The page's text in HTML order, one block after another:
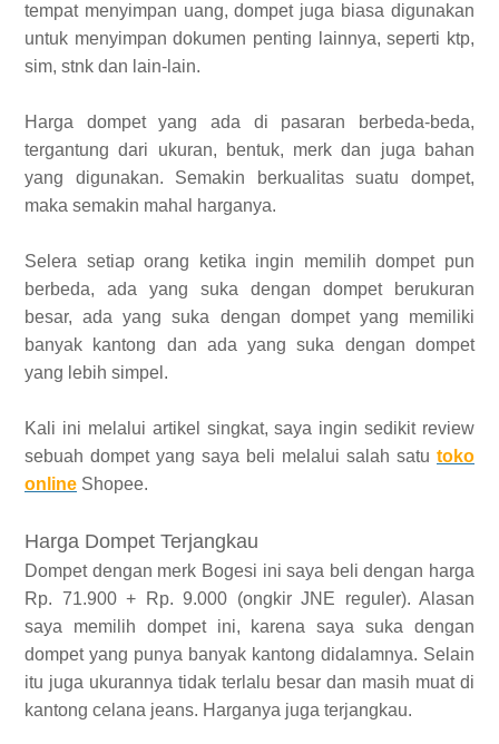
tempat menyimpan uang, dompet juga biasa digunakan
untuk menyimpan dokumen penting lainnya, seperti ktp,
sim, stnk dan lain-lain.
Harga dompet yang ada di pasaran berbeda-beda,
tergantung dari ukuran, bentuk, merk dan juga bahan
yang digunakan. Semakin berkualitas suatu dompet,
maka semakin mahal harganya.
Selera setiap orang ketika ingin memilih dompet pun
berbeda, ada yang suka dengan dompet berukuran
besar, ada yang suka dengan dompet yang memiliki
banyak kantong dan ada yang suka dengan dompet
yang lebih simpel.
Kali ini melalui artikel singkat, saya ingin sedikit review
sebuah dompet yang saya beli melalui salah satu toko
online Shopee.
Harga Dompet Terjangkau
Dompet dengan merk Bogesi ini saya beli dengan harga
Rp. 71.900 + Rp. 9.000 (ongkir JNE reguler). Alasan
saya memilih dompet ini, karena saya suka dengan
dompet yang punya banyak kantong didalamnya. Selain
itu juga ukurannya tidak terlalu besar dan masih muat di
kantong celana jeans. Harganya juga terjangkau.